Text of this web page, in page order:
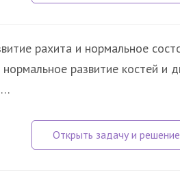
рахита и нормальное
развитие костей и